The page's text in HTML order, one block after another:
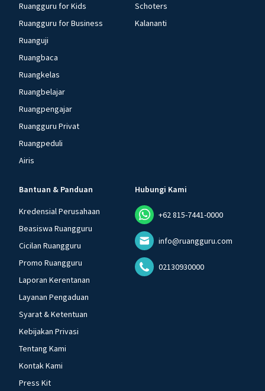
Ruangguru for Kids
Ruangguru for Business
Ruanguji
Ruangbaca
Ruangkelas
Ruangbelajar
Ruangpengajar
Ruangguru Privat
Ruangpeduli
Airis
Schoters
Kalananti
Bantuan & Panduan
Kredensial Perusahaan
Beasiswa Ruangguru
Cicilan Ruangguru
Promo Ruangguru
Laporan Kerentanan
Layanan Pengaduan
Syarat & Ketentuan
Kebijakan Privasi
Tentang Kami
Kontak Kami
Press Kit
Hubungi Kami
+62 815-7441-0000
info@ruangguru.com
02130930000